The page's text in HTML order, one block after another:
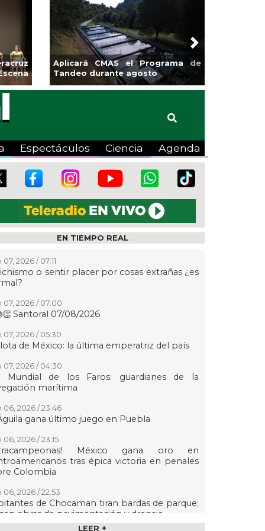
la
Continúa Coatza Vive el Verano
2026 con cine, actividades
lúdicas y expo
Next
Espectáculos Ciencia Agenda
EN TIEMPO REAL
2026 / 07:11
o sentir placer por cosas extrañas ¿es
07, 2026 / 07:00
Santoral 07/08/2026
07, 2026 / 05:30
de México: la última emperatriz del país
07, 2026 / 04:30
Mundial de los Faros: guardianes de la
marítima
06, 2026 / 23:46
gana último juego en Puebla
06, 2026 / 23:15
México gana oro en
tras épica victoria en penales
Colombia
06, 2026 / 22:53
de Chocaman tiran bardas de parque;
obras de pavimentación y drenaje
LEER +